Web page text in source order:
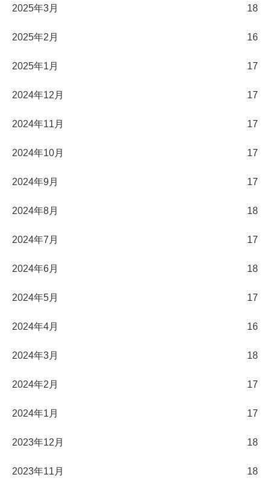
2025年3月 18
2025年2月 16
2025年1月 17
2024年12月 17
2024年11月 17
2024年10月 17
2024年9月 17
2024年8月 18
2024年7月 17
2024年6月 18
2024年5月 17
2024年4月 16
2024年3月 18
2024年2月 17
2024年1月 17
2023年12月 18
2023年11月 18